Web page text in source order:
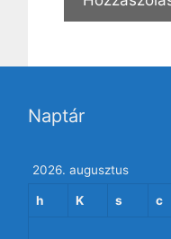
Naptár
2026. augusztus
h K s c